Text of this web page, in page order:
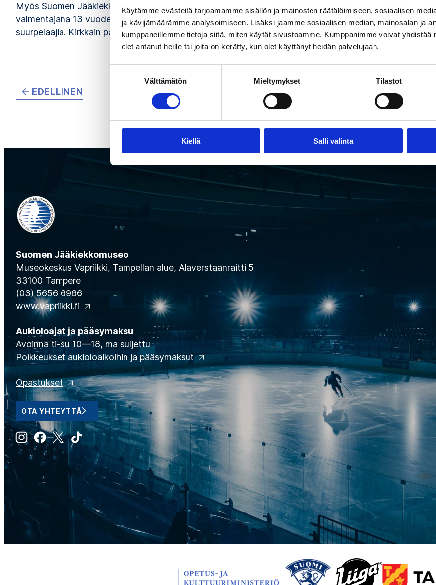
Käytämme evästeitä tarjoamamme sisällön ja mainosten räätälöimiseen, sosiaalisen
ja kävijämäärämme analysoimiseen. Lisäksi jaamme sosiaalisen median, mainosalan ja
kumppaneillemme tietoja siitä, miten käytät sivustoamme. Kumppanimme voivat yhdistää
olet antanut heille tai joita on kerätty, kun olet käyttänyt heidän palvelujaan.
Välttämätön Mieltymykset Tilastot
Kiellä Salli valinta
Myös Suomen Jääkiekkoliitto tarvitsi Sulinin palveluksia. Hän toimi eri ikäkausimaajoukkueiden
valmentajana 13 vuoden ajan luotsaten kohti huippua monia suomalaisen jääkiekon ensimmäisen
suurpelaajia. Kirkkain palkinto näiltä vuosilta oli 18-vuotiaiden EM-hopea vuodelta 1983.
EDELLINEN SEURAAVA
Suomen Jääkiekkomuseo
Museokeskus Vapriikki, Tampellan alue, Alaverstaanraitti 5
33100 Tampere
(03) 5656 6966
www.vapriikki.fi
Aukioloajat ja pääsymaksu
Avoinna ti-su 10—18, ma suljettu
Poikkeukset aukioloaikoihin ja pääsymaksut
Opastukset
OTA YHTEYTTÄ
Instagram
Facebook
X Tiktok